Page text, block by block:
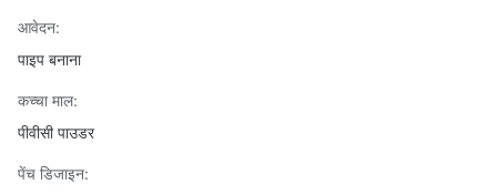
आवेदन:
पाइप बनाना
कच्चा माल:
पीवीसी पाउडर
पेंच डिजाइन: